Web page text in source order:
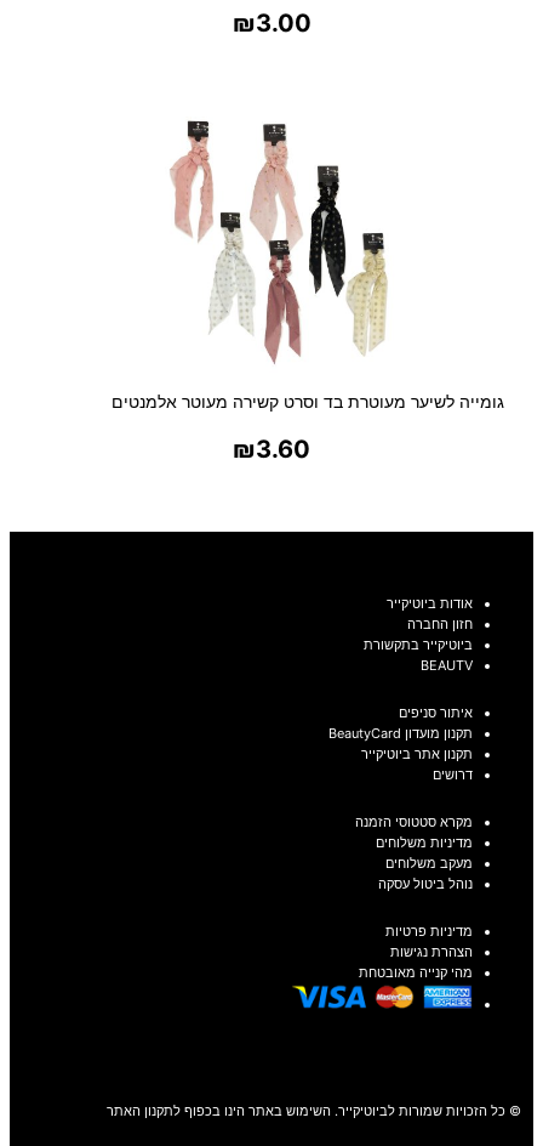
₪3.00
גומייה לשיער מעוטרת בד וסרט קשירה מעוטר אלמנטים
₪3.60
אודות ביוטיקייר
חזון החברה
ביוטיקייר בתקשורת
BEAUTV
איתור סניפים
תקנון מועדון BeautyCard
תקנון אתר ביוטיקייר
דרושים
מקרא סטטוסי הזמנה
מדיניות משלוחים
מעקב משלוחים
נוהל ביטול עסקה
מדיניות פרטיות
הצהרת נגישות
מהי קנייה מאובטחת
© כל הזכויות שמורות לביוטיקייר. השימוש באתר הינו בכפוף לתקנון האתר